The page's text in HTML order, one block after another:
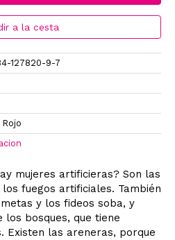
a la cesta
127820-9-7
mujeres artificieras? Son las
fuegos artificiales. También
y los fideos soba, y
los bosques, que tiene
Existen las areneras, porque